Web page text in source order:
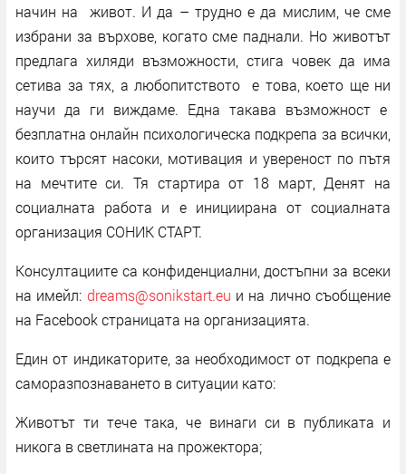
начин на живот. И да – трудно е да мислим, че сме
избрани за върхове, когато сме паднали. Но животът
предлага хиляди възможности, стига човек да има
сетива за тях, а любопитството е това, което ще ни
научи да ги виждаме. Една такава възможност е
безплатна онлайн психологическа подкрепа за всички,
които търсят насоки, мотивация и увереност по пътя
на мечтите си. Тя стартира от 18 март, Денят на
социалната работа и е инициирана от социалната
организация СОНИК СТАРТ.
Консултациите са конфиденциални, достъпни за всеки
на имейл: dreams@sonikstart.eu и на лично съобщение
на Facebook страницата на организацията.
Един от индикаторите, за необходимост от подкрепа е
саморазпознаването в ситуации като:
Животът ти тече така, че винаги си в публиката и
никога в светлината на прожектора;